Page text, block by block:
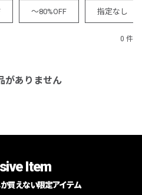
～80%OFF 指定なし
0 件
がありません
Item
買えない限定アイテム